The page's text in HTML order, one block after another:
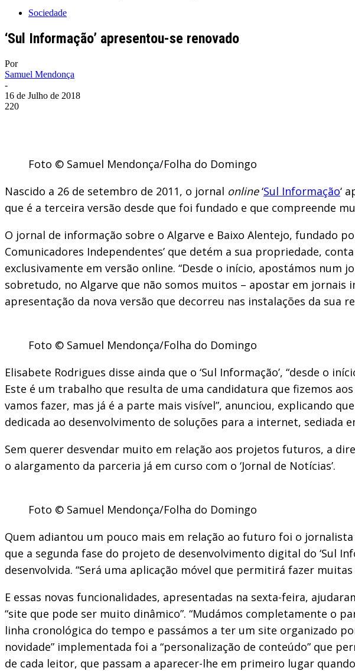
Sociedade
‘Sul Informação’ apresentou-se renovado
Por
Samuel Mendonça
-
16 de Julho de 2018
220
Foto © Samuel Mendonça/Folha do Domingo
Nascido a 26 de setembro de 2011, o jornal online‘Sul Informação‘
que é a terceira versão desde que foi fundado e que compreende
O jornal de informação sobre o Algarve e Baixo Alentejo, fundado
Comunicadores Independentes’ que detém a sua propriedade,
exclusivamente em versão online. “Desde o início, apostámos num
sobretudo, no Algarve que não somos muitos – apostar em jornais
apresentação da nova versão que decorreu nas instalações da sua
Foto © Samuel Mendonça/Folha do Domingo
Elisabete Rodrigues disse ainda que o ‘Sul Informação’, “desde o
Este é um trabalho que resulta de uma candidatura que fizemos
vamos fazer, mas já é a parte mais visível”, anunciou, explicando
dedicada ao desenvolvimento de soluções para a internet, sediada
Sem querer desvendar muito em relação aos projetos futuros, a
o alargamento da parceria já em curso com o ‘Jornal de Notícias’.
Foto © Samuel Mendonça/Folha do Domingo
Quem adiantou um pouco mais em relação ao futuro foi o
que a segunda fase do projeto de desenvolvimento digital do ‘Sul
desenvolvida. “Será uma aplicação móvel que permitirá fazer
E essas novas funcionalidades, apresentadas na sexta-feira,
“site que pode ser muito dinâmico”. “Mudámos completamente o
linha cronológica do tempo e passámos a ter um site organizado
novidade” implementada foi a “personalização de conteúdo” que
de cada leitor, que passam a aparecer-lhe em primeiro lugar